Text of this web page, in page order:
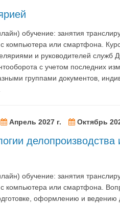
обучение: занятия
компьютера или смартфона.
и руководителей служб
с учетом последних
группами документов,
Апрель 2027 г. Октябрь
делопроизводства
обучение: занятия
с компьютера или смартфона.
оформлению и ведению